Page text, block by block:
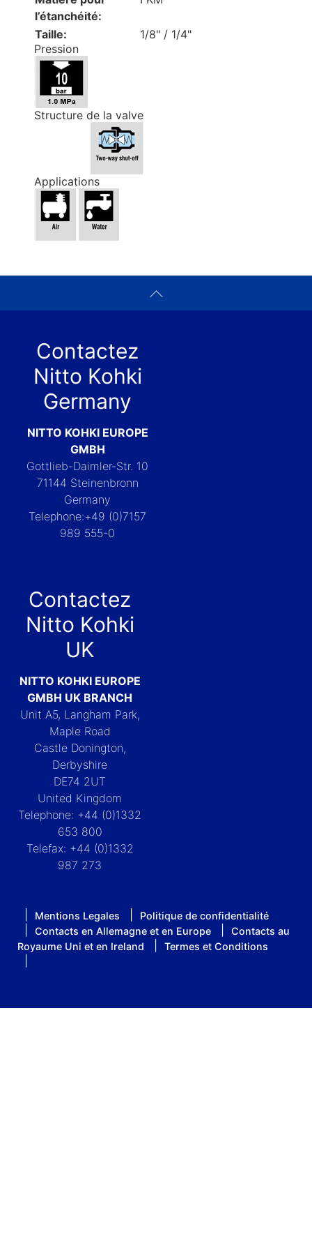
l’étanchéité:
Taille:
1/8" / 1/4"
Pression
Structure de la valve
Applications
Contactez
Nitto Kohki
Germany
NITTO KOHKI EUROPE
GMBH
Gottlieb-Daimler-Str. 10
71144 Steinenbronn
Germany
Telephone:+49 (0)7157
989 555-0
Contactez
Nitto Kohki
UK
NITTO KOHKI EUROPE
GMBH UK BRANCH
Unit A5, Langham Park,
Maple Road
Castle Donington,
Derbyshire
DE74 2UT
United Kingdom
Telephone: +44 (0)1332
653 800
Telefax: +44 (0)1332
987 273
Mentions Legales
Politique de confidentialité
Contacts en Allemagne et en Europe
Contacts au
Royaume Uni et en Ireland
Termes et Conditions